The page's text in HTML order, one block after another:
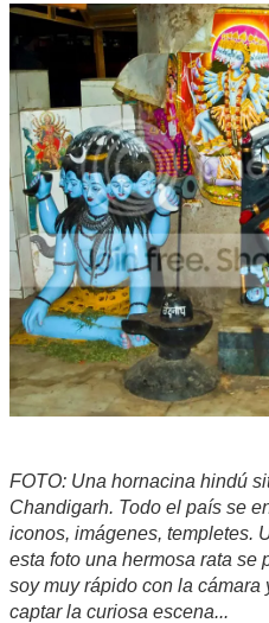
FOTO: Una hornacina hindú
Chandigarh. Todo el país se
iconos, imágenes, templetes.
esta foto una hermosa rata se
soy muy rápido con la
captar la curiosa escena...